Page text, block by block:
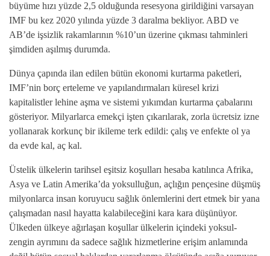
büyüme hızı yüzde 2,5 olduğunda resesyona girildiğini varsayan
IMF bu kez 2020 yılında yüzde 3 daralma bekliyor. ABD ve
AB’de işsizlik rakamlarının %10’un üzerine çıkması tahminleri
şimdiden aşılmış durumda.
Dünya çapında ilan edilen bütün ekonomi kurtarma paketleri,
IMF’nin borç erteleme ve yapılandırmaları küresel krizi
kapitalistler lehine aşma ve sistemi yıkımdan kurtarma çabalarını
gösteriyor. Milyarlarca emekçi işten çıkarılarak, zorla ücretsiz izne
yollanarak korkunç bir ikileme terk edildi: çalış ve enfekte ol ya
da evde kal, aç kal.
Üstelik ülkelerin tarihsel eşitsiz koşulları hesaba katılınca Afrika,
Asya ve Latin Amerika’da yoksulluğun, açlığın pençesine düşmüş
milyonlarca insan koruyucu sağlık önlemlerini dert etmek bir yana
çalışmadan nasıl hayatta kalabileceğini kara kara düşünüyor.
Ülkeden ülkeye ağırlaşan koşullar ülkelerin içindeki yoksul-
zengin ayrımını da sadece sağlık hizmetlerine erişim anlamında